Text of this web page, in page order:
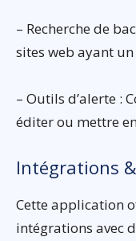
– Recherche de
sites web ayant
– Outils d’alerte :
éditer ou mettre
Intégrations
Cette application
intégrations avec